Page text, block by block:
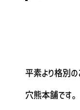
平素より格別の
穴熊本舗です。